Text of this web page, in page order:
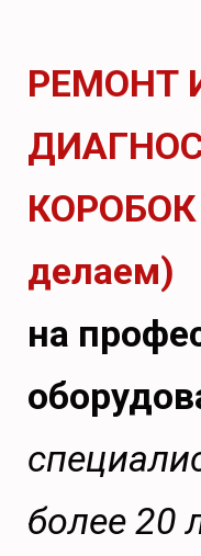
РЕМОНТ
делаем)
на
более 20